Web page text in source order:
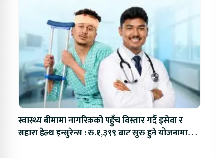
स्वास्थ्य बीमामा नागरिकको पहुँच विस्तार गर्दै इसेवा र
सहारा हेल्थ इन्सुरेन्स : रु.१,३९९ बाट सुरु हुने योजनामा